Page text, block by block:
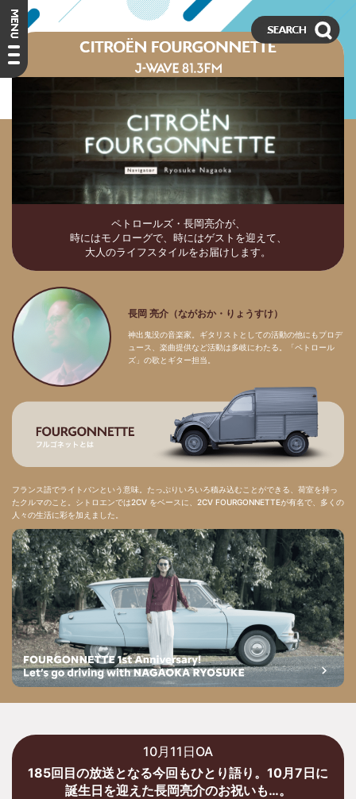
ペトロールズ・長岡亮介が、
時にはモノローグで、時にはゲストを迎えて、
大人のライフスタイルをお届けします。
長岡 亮介（ながおか・りょうすけ）
神出鬼没の音楽家。ギタリストとしての活動の他にもプロデ
ュース、楽曲提供など活動は多岐にわたる。「ペトロール
ズ」の歌とギター担当。
フランス語でライトバンという意味。たっぷりいろいろ積み込むことができる、荷室を持っ
たクルマのこと。シトロエンでは2CV をベースに、2CV FOURGONNETTEが有名で、多くの
人々の生活に彩を加えました。
10月11日OA
185回目の放送となる今回もひとり語り。10月7日に
誕生日を迎えた長岡亮介のお祝いも…。